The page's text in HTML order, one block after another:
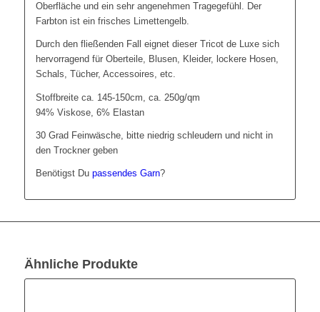
Oberfläche und ein sehr angenehmen Tragegefühl. Der
Farbton ist ein frisches Limettengelb.
Durch den fließenden Fall eignet dieser Tricot de Luxe sich
hervorragend für Oberteile, Blusen, Kleider, lockere Hosen,
Schals, Tücher, Accessoires, etc.
Stoffbreite ca. 145-150cm, ca. 250g/qm
94% Viskose, 6% Elastan
30 Grad Feinwäsche, bitte niedrig schleudern und nicht in
den Trockner geben
Benötigst Du passendes Garn?
Ähnliche Produkte